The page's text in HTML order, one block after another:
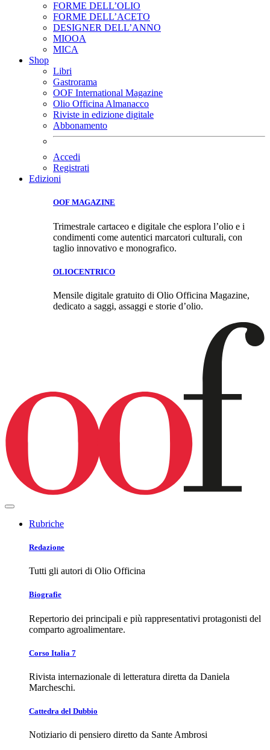
FORME DELL’OLIO
FORME DELL’ACETO
DESIGNER DELL’ANNO
MIOOA
MICA
Shop
Libri
Gastrorama
OOF International Magazine
Olio Officina Almanacco
Riviste in edizione digitale
Abbonamento
Accedi
Registrati
Edizioni
OOF MAGAZINE
Trimestrale cartaceo e digitale che esplora l’olio e i
condimenti come autentici marcatori culturali, con
taglio innovativo e monografico.
OLIOCENTRICO
Mensile digitale gratuito di Olio Officina Magazine,
dedicato a saggi, assaggi e storie d’olio.
Rubriche
Redazione
Tutti gli autori di Olio Officina
Biografie
Repertorio dei principali e più rappresentativi protagonisti del
comparto agroalimentare.
Corso Italia 7
Rivista internazionale di letteratura diretta da Daniela
Marcheschi.
Cattedra del Dubbio
Notiziario di pensiero diretto da Sante Ambrosi